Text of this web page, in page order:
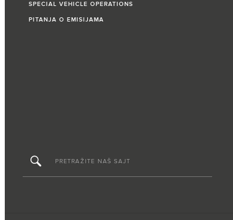
SPECIAL VEHICLE OPERATIONS
PITANJA O EMISIJAMA